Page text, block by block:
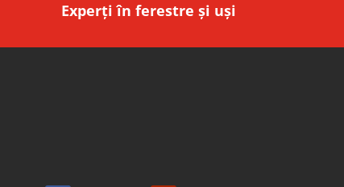
Experți în ferestre și uși